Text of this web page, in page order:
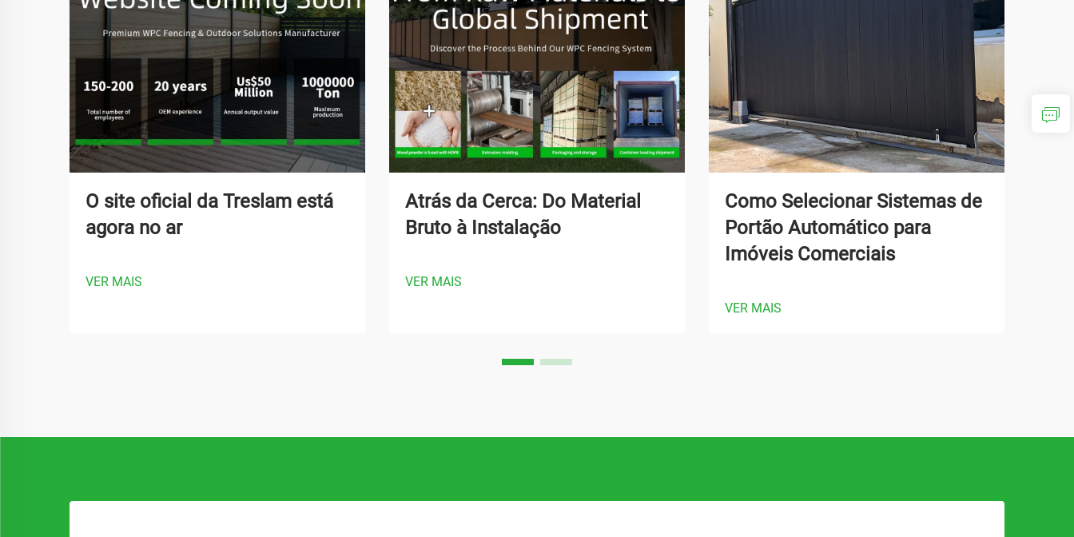
O site oficial da Treslam está
agora no ar
VER MAIS
Atrás da Cerca: Do Material
Bruto à Instalação
VER MAIS
Como Selecionar Sistemas de
Portão Automático para
Imóveis Comerciais
VER MAIS